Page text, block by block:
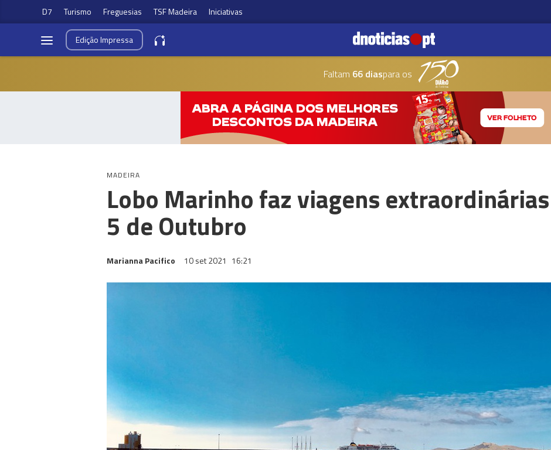
D7 Turismo Freguesias TSF Madeira Iniciativas
EdiçãoImpressa
Faltam 66 diaspara os
MADEIRA
Lobo Marinho faz viagens
5 de Outubro
Marianna Pacifico 10 set 2021 16:21